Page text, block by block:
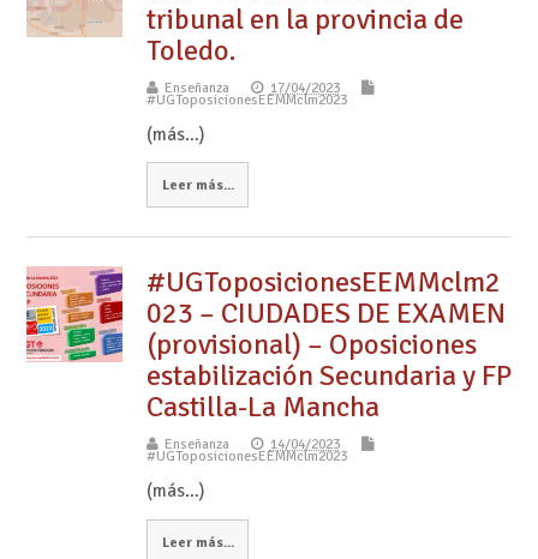
tribunal en la provincia de
Toledo.
Enseñanza 17/04/2023
#UGToposicionesEEMMclm2023
(más…)
Leer más...
#UGToposicionesEEMMclm2
023 – CIUDADES DE EXAMEN
(provisional) – Oposiciones
estabilización Secundaria y FP
Castilla-La Mancha
Enseñanza 14/04/2023
#UGToposicionesEEMMclm2023
(más…)
Leer más...